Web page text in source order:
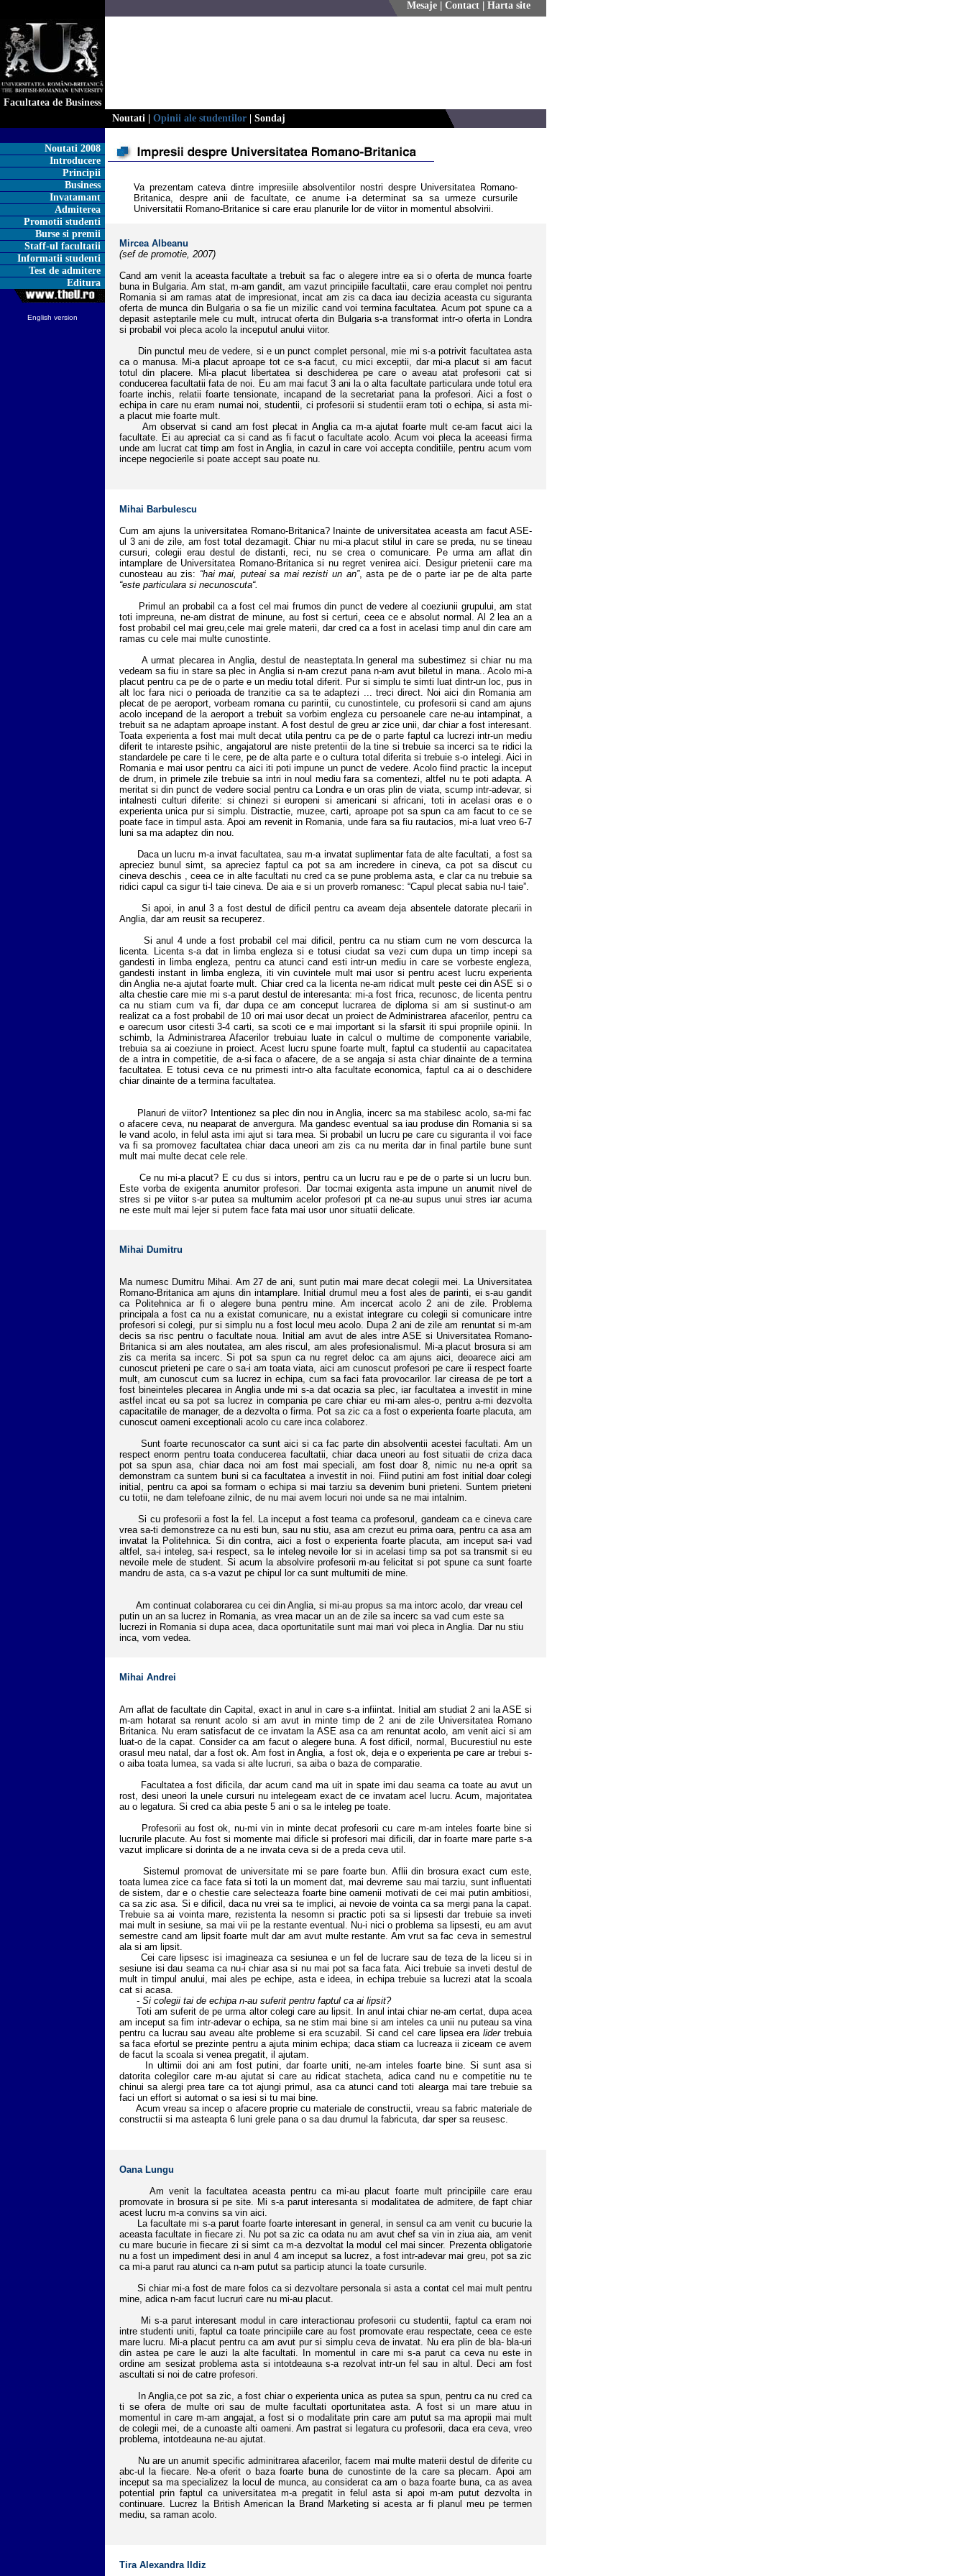
Facultatea de Business
Mesaje| Contact| Harta site
Noutati Opinii ale studentilor Sondaj
Noutati 2008
Introducere
Principii
Business
Invatamant
Admiterea
Promotii studenti
Burse si premii
Staff-ul facultatii
Informatii studenti
Test de admitere
Editura
English version
Va prezentam cateva dintre impresiile absolventilor nostri despre Universitatea Romano-
Britanica, despre anii de facultate, ce anume i-a determinat sa sa urmeze cursurile
Universitatii Romano-Britanice si care erau planurile lor de viitor in momentul absolvirii.
Mircea Albeanu
(sef de promotie, 2007)
Cand am venit la aceasta facultate a trebuit sa fac o alegere intre ea si o oferta de munca foarte
buna in Bulgaria. Am stat, m-am gandit, am vazut principiile facultatii, care erau complet noi pentru
Romania si am ramas atat de impresionat, incat am zis ca daca iau decizia aceasta cu siguranta
oferta demunca din Bulgaria o sa fie un mizilic cand voi termina facultatea. Acum pot spune ca a
depasit asteptarile mele cu mult, intrucat oferta din Bulgaria s-a transformat intr-o oferta in Londra
si probabil voi pleca acolo la inceputul anului viitor.
Din punctul meu de vedere, si e un punct complet personal, mie mi s-a potrivit facultatea asta
ca o manusa. Mi-a placut aproape tot ce s-a facut, cu mici exceptii, dar mi-a placut si am facut
totul din placere. Mi-a placut libertatea si deschiderea pe care o aveau atat profesorii cat si
conducerea facultatii fata de noi. Eu am mai facut 3 ani la o alta facultate particulara unde totul era
foarte inchis, relatii foarte tensionate, incapand de la secretariat pana la profesori. Aici a fost o
echipa in care nu eram numai noi, studentii, ci profesorii si studentii eram toti o echipa, si asta mi-
a placut mie foarte mult.
Am observat si cand am fost plecat in Anglia ca m-a ajutat foarte mult ce-am facut aici la
facultate. Ei au apreciat ca si cand as fi facut o facultate acolo. Acum voi pleca la aceeasi firma
unde am lucrat cat timp am fost in Anglia, in cazul in care voi accepta conditiile, pentru acum vom
incepe negocierile si poate accept sau poate nu.
Mihai Barbulescu
Cum am ajuns la universitatea Romano-Britanica? Inainte de universitatea aceasta am facut ASE-
ul 3 ani de zile, am fost total dezamagit. Chiar nu mi-a placut stilul in care se preda, nu se tineau
cursuri, colegii erau destul de distanti, reci, nu se crea o comunicare. Pe urma am aflat din
intamplare de Universitatea Romano-Britanica si nu regret venirea aici. Desigur prietenii care ma
cunosteau au zis: “hai mai, puteai sa mai rezisti un an”, asta pe de o parte iar pe de alta parte
“este particulara si necunoscuta“.
Primul an probabil ca a fost cel mai frumos din punct de vedere al coeziunii grupului, am stat
toti impreuna, ne-am distrat de minune, au fost si certuri, ceea ce e absolut normal. Al 2 lea an a
fost probabil cel mai greu,cele mai grele materii, dar cred ca a fost in acelasi timp anul din care am
ramas cu cele mai multe cunostinte.
A urmat plecarea in Anglia, destul de neasteptata.In general ma subestimez si chiar nu ma
vedeam sa fiu in stare sa plec in Anglia si n-am crezut pana n-am avut biletul in mana.. Acolo mi-a
placut pentru ca pe de o parte e un mediu total diferit. Pur si simplu te simti luat dintr-un loc, pus in
alt loc fara nici o perioada de tranzitie ca sa te adaptezi ... treci direct. Noi aici din Romania am
plecat de pe aeroport, vorbeam romana cu parintii, cu cunostintele, cu profesorii si cand am ajuns
acolo incepand de la aeroport a trebuit sa vorbim engleza cu persoanele care ne-au intampinat, a
trebuit sa ne adaptam aproape instant. A fost destul de greu ar zice unii, dar chiar a fost interesant.
Toata experienta a fost mai mult decat utila pentru ca pe de o parte faptul ca lucrezi intr-un mediu
diferit te intareste psihic, angajatorul are niste pretentii de la tine si trebuie sa incerci sa te ridici la
standardele pe care ti le cere, pe de alta parte e o cultura total diferita si trebuie s-o intelegi. Aici in
Romania e mai usor pentru ca aici iti poti impune un punct de vedere. Acolo fiind practic la inceput
de drum, in primele zile trebuie sa intri in noul mediu fara sa comentezi, altfel nu te poti adapta. A
meritat si din punct de vedere social pentru ca Londra e un oras plin de viata, scump intr-adevar, si
intalnesti culturi diferite: si chinezi si europeni si americani si africani, toti in acelasi oras e o
experienta unica pur si simplu. Distractie, muzee, carti, aproape pot sa spun ca am facut to ce se
poate face in timpul asta. Apoi am revenit in Romania, unde fara sa fiu rautacios, mi-a luat vreo 6-7
luni sa ma adaptez din nou.
Daca un lucru m-a invat facultatea, sau m-a invatat suplimentar fata de alte facultati, a fost sa
apreciez bunul simt, sa apreciez faptul ca pot sa am incredere in cineva, ca pot sa discut cu
cineva deschis , ceea ce in alte facultati nu cred ca se pune problema asta, e clar ca nu trebuie sa
ridici capul ca sigur ti-l taie cineva. De aia e si un proverb romanesc: “Capul plecat sabia nu-l taie”.
Si apoi, in anul 3 a fost destul de dificil pentru ca aveam deja absentele datorate plecarii in
Anglia, dar am reusit sa recuperez.
Si anul 4 unde a fost probabil cel mai dificil, pentru ca nu stiam cum ne vom descurca la
licenta. Licenta s-a dat in limba engleza si e totusi ciudat sa vezi cum dupa un timp incepi sa
gandesti in limba engleza, pentru ca atunci cand esti intr-un mediu in care se vorbeste engleza,
gandesti instant in limba engleza, iti vin cuvintele mult mai usor si pentru acest lucru experienta
din Anglia ne-a ajutat foarte mult. Chiar cred ca la licenta ne-am ridicat mult peste cei din ASE si o
alta chestie care mie mi s-a parut destul de interesanta: mi-a fost frica, recunosc, de licenta pentru
ca nu stiam cum va fi, dar dupa ce am conceput lucrarea de diploma si am si sustinut-o am
realizat ca a fost probabil de 10 ori mai usor decat un proiect de Administrarea afacerilor, pentru ca
e oarecum usor citesti 3-4 carti, sa scoti ce e mai important si la sfarsit iti spui propriile opinii. In
schimb, la Administrarea Afacerilor trebuiau luate in calcul o multime de componente variabile,
trebuia sa ai coeziune in proiect. Acest lucru spune foarte mult, faptul ca studentii au capacitatea
de a intra in competitie, de a-si faca o afacere, de a se angaja si asta chiar dinainte de a termina
facultatea. E totusi ceva ce nu primesti intr-o alta facultate economica, faptul ca ai o deschidere
chiar dinainte de a termina facultatea.
Planuri de viitor? Intentionez sa plec din nou in Anglia, incerc sa ma stabilesc acolo, sa-mi fac
o afacere ceva, nu neaparat de anvergura. Ma gandesc eventual sa iau produse din Romania si sa
le vand acolo, in felul asta imi ajut si tara mea. Si probabil un lucru pe care cu siguranta il voi face
va fi sa promovez facultatea chiar daca uneori am zis ca nu merita dar in final partile bune sunt
mult mai multe decat cele rele.
Ce nu mi-a placut? E cu dus si intors, pentru ca un lucru rau e pe de o parte si un lucru bun.
Este vorba de exigenta anumitor profesori. Dar tocmai exigenta asta impune un anumit nivel de
stres si pe viitor s-ar putea sa multumim acelor profesori pt ca ne-au supus unui stres iar acuma
ne este mult mai lejer si putem face fata mai usor unor situatii delicate.
Mihai Dumitru
Ma numesc Dumitru Mihai. Am 27 de ani, sunt putin mai mare decat colegii mei. La Universitatea
Romano-Britanica am ajuns din intamplare. Initial drumul meu a fost ales de parinti, ei s-au gandit
ca Politehnica ar fi o alegere buna pentru mine. Am incercat acolo 2 ani de zile.
Problema
principala a fost ca nu a existat comunicare, nu a existat integrare cu colegii si comunicare intre
profesori si colegi, pur si simplu nu a fost locul meu acolo. Dupa 2 ani de zile am renuntat si m-am
decis sa risc pentru o facultate noua. Initial am avut de ales intre ASE si Universitatea Romano-
Britanica si am ales noutatea, am ales riscul, am ales profesionalismul. Mi-a placut brosura si am
zis ca merita sa incerc. Si pot sa spun ca nu regret deloc ca am ajuns aici, deoarece aici am
cunoscut prieteni pe care o sa-i am toata viata, aici am cunoscut profesori pe care ii respect foarte
mult, am cunoscut cum sa lucrez in echipa, cum sa faci fata provocarilor. Iar cireasa de pe tort a
fost bineinteles plecarea in Anglia unde mi s-a dat ocazia sa plec, iar facultatea a investit in mine
astfel incat eu sa pot sa lucrez in compania pe care chiar eu mi-am ales-o, pentru a-mi dezvolta
capacitatile de manager, de a dezvolta o firma. Pot sa zic ca a fost o experienta foarte placuta, am
cunoscut oameni exceptionali acolo cu care inca colaborez.
Sunt foarte recunoscator ca sunt aici si ca fac parte din absolventii acestei facultati. Am un
respect enorm pentru toata conducerea facultatii, chiar daca uneori au fost situatii de criza daca
pot sa spun asa, chiar daca noi am fost mai speciali, am fost doar 8, nimic nu ne-a oprit sa
demonstram ca suntem buni si ca facultatea a investit in noi. Fiind putini am fost initial doar colegi
initial, pentru ca apoi sa formam o echipa si mai tarziu sa devenim buni prieteni. Suntem prieteni
cu totii, ne dam telefoane zilnic, de nu mai avem locuri noi unde sa ne mai intalnim.
Si cu profesorii a fost la fel. La inceput a fost teama ca profesorul, gandeam ca e cineva care
vrea sa-ti demonstreze ca nu esti bun, sau nu stiu, asa am crezut eu prima oara, pentru ca asa am
invatat la Politehnica. Si din contra, aici a fost o experienta foarte placuta, am inceput sa-i vad
altfel, sa-i inteleg, sa-i respect, sa le inteleg nevoile lor si in acelasi timp sa pot sa transmit si eu
nevoile mele de student. Si acum la absolvire profesorii m-au felicitat si pot spune ca sunt foarte
mandru de asta, ca s-a vazut pe chipul lor ca sunt multumiti de mine.
Am continuat colaborarea cu cei din Anglia, si mi-au propus sa ma intorc acolo, dar vreau cel
putin un an sa lucrez in Romania, as vrea macar un an de zile sa incerc sa vad cum este sa
lucrezi in Romania si dupa acea, daca oportunitatile sunt mai mari voi pleca in Anglia. Dar nu stiu
inca, vom vedea.
Mihai Andrei
Am aflat de facultate din Capital, exact in anul in care s-a infiintat. Initial am studiat 2 ani la ASE si
m-am hotarat sa renunt acolo si am avut in minte timp de 2 ani de zile Universitatea Romano
Britanica. Nu eram satisfacut de ce invatam la ASE asa ca am renuntat acolo, am venit aici si am
luat-o de la capat. Consider ca am facut o alegere buna. A fost dificil, normal, Bucurestiul nu este
orasul meu natal, dar a fost ok. Am fost in Anglia, a fost ok, deja e o experienta pe care ar trebui s-
o aiba toata lumea, sa vada si alte lucruri, sa aiba o baza de comparatie.
Facultatea a fost dificila, dar acum cand ma uit in spate imi dau seama ca toate au avut un
rost, desi uneori la unele cursuri nu intelegeam exact de ce invatam acel lucru. Acum, majoritatea
au o legatura. Si cred ca abia peste 5 ani o sa le inteleg pe toate.
Profesorii au fost ok, nu-mi vin in minte decat profesorii cu care m-am inteles foarte bine si
lucrurile placute. Au fost si momente mai dificle si profesori mai dificili, dar in foarte mare parte s-a
vazut implicare si dorinta de a ne invata ceva si de a preda ceva util.
Sistemul promovat de universitate mi se pare foarte bun. Aflii din brosura exact cum este,
toata lumea zice ca face fata si toti la un moment dat, mai devreme sau mai tarziu, sunt influentati
de sistem, dar e o chestie care selecteaza foarte bine oamenii motivati de cei mai putin ambitiosi,
ca sa zic asa. Si e dificil, daca nu vrei sa te implici, ai nevoie de vointa ca sa mergi pana la capat.
Trebuie sa ai vointa mare, rezistenta la nesomn si practic poti sa si lipsesti dar trebuie sa inveti
mai mult in sesiune, sa mai vii pe la restante eventual. Nu-i nici o problema sa lipsesti, eu am avut
semestre cand am lipsit foarte mult dar am avut multe restante. Am vrut sa fac ceva in semestrul
ala si am lipsit.
Cei care lipsesc isi imagineaza ca sesiunea e un fel de lucrare sau de teza de la liceu si in
sesiune isi dau seama ca nu-i chiar asa si nu mai pot sa faca fata. Aici trebuie sa inveti destul de
mult in timpul anului, mai ales pe echipe, asta e ideea, in echipa trebuie sa lucrezi atat la scoala
cat si acasa.
- Si colegii tai de echipa n-au suferit pentru faptul ca ai lipsit?
Toti am suferit de pe urma altor colegi care au lipsit. In anul intai chiar ne-am certat, dupa acea
am inceput sa fim intr-adevar o echipa, sa ne stim mai bine si am inteles ca unii nu puteau sa vina
pentru ca lucrau sau aveau alte probleme si era scuzabil. Si cand cel care lipsea eralidertrebuia
sa faca efortul se prezinte pentru a ajuta minim echipa; daca stiam ca lucreaza ii ziceam ce avem
de facut la scoala si venea pregatit, il ajutam.
In ultimii doi ani am fost putini, dar foarte uniti, ne-am inteles foarte bine. Si sunt asa si
datorita colegilor care m-au ajutat si care au ridicat stacheta, adica cand nu e competitie nu te
chinui sa alergi prea tare ca tot ajungi primul, asa ca atunci cand toti alearga mai tare trebuie sa
faci un effort si automat o sa iesi si tu mai bine.
Acum vreau sa incep o afacere proprie cu materiale de constructii, vreau sa fabric materiale de
constructii si ma asteapta 6 luni grele pana o sa dau drumul la fabricuta, dar sper sa reusesc.
Oana Lungu
Am venit la facultatea aceasta pentru ca mi-au placut foarte mult principiile care erau
promovate in brosura si pe site. Mi s-a parut interesanta si modalitatea de admitere, de fapt chiar
acest lucru m-a convins sa vin aici.
La facultate mi s-a parut foarte foarte interesant in general, in sensul ca am venit cu bucurie la
aceasta facultate in fiecare zi. Nu pot sa zic ca odata nu am avut chef sa vin in ziua aia, am venit
cu mare bucurie in fiecare zi si simt ca m-a dezvoltat la modul cel mai sincer. Prezenta obligatorie
nu a fost un impediment desi in anul 4 am inceput sa lucrez, a fost intr-adevar mai greu, pot sa zic
ca mi-a parut rau atunci ca n-am putut sa particip atunci la toate cursurile.
Si chiar mi-a fost de mare folos ca si dezvoltare personala si asta a contat cel mai mult pentru
mine, adica n-am facut lucruri care nu mi-au placut.
Mi s-a parut interesant modul in care interactionau profesorii cu studentii, faptul ca eram noi
intre studenti uniti, faptul ca toate principiile care au fost promovate erau respectate, ceea ce este
mare lucru. Mi-a placut pentru ca am avut pur si simplu ceva de invatat. Nu era plin de bla- bla-uri
din astea pe care le auzi la alte facultati. In momentul in care mi s-a parut ca ceva nu este in
ordine am sesizat problema asta si intotdeauna s-a rezolvat intr-un fel sau in altul. Deci am fost
ascultati si noi de catre profesori.
In Anglia,ce pot sa zic, a fost chiar o experienta unica as putea sa spun, pentru ca nu cred ca
ti se ofera de multe ori sau de multe facultati oportunitatea asta. A fost si un mare atuu in
momentul in care m-am angajat, a fost si o modalitate prin care am putut sa ma apropii mai mult
de colegii mei, de a cunoaste alti oameni. Am pastrat si legatura cu profesorii, daca era ceva, vreo
problema, intotdeauna ne-au ajutat.
Nu are un anumit specific adminitrarea afacerilor, facem mai multe materii destul de diferite cu
abc-ul la fiecare. Ne-a oferit o baza foarte buna de cunostinte de la care sa plecam. Apoi am
inceput sa ma specializez la locul de munca, au considerat ca am o baza foarte buna, ca as avea
potential prin faptul ca universitatea m-a pregatit in felul asta si apoi m-am putut dezvolta in
continuare. Lucrez la British American la Brand Marketing si acesta ar fi planul meu pe termen
mediu, sa raman acolo.
Tira Alexandra Ildiz